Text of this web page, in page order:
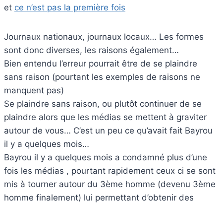
et ce n’est pas la première fois
Journaux nationaux, journaux locaux… Les formes
sont donc diverses, les raisons également…
Bien entendu l’erreur pourrait être de se plaindre
sans raison (pourtant les exemples de raisons ne
manquent pas)
Se plaindre sans raison, ou plutôt continuer de se
plaindre alors que les médias se mettent à graviter
autour de vous… C’est un peu ce qu’avait fait Bayrou
il y a quelques mois…
Bayrou il y a quelques mois a condamné plus d’une
fois les médias , pourtant rapidement ceux ci se sont
mis à tourner autour du 3ème homme (devenu 3ème
homme finalement) lui permettant d’obtenir des